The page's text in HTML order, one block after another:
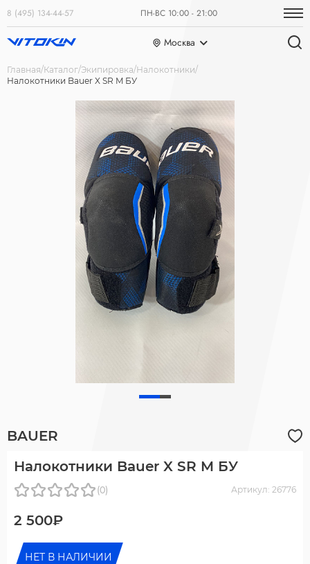
8 (495) 134-44-57 ПН-ВС 10:00 - 21:00
Москва
Главная Каталог Экипировка Налокотники
Налокотники Bauer X SR M БУ
BAUER
Налокотники Bauer X SR M БУ
(0) Артикул: 26776
2 500₽
НЕТ В НАЛИЧИИ